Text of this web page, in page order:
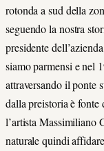
rotonda a sud della
seguendo la nostra
presidente
siamo parmensi e nel
attraversando il ponte
dalla preistoria è
l’artista Massimiliano
naturale quindi